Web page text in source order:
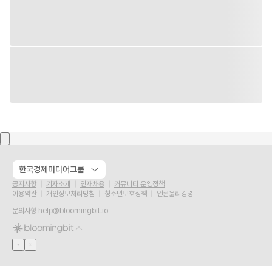
한국경제미디어그룹
공지사항 기자소개 인재채용
커뮤니티 운영정책
이용약관
개인정보처리방침 청소년보호정책
언론윤리강령
문의사항 help@bloomingbit.io